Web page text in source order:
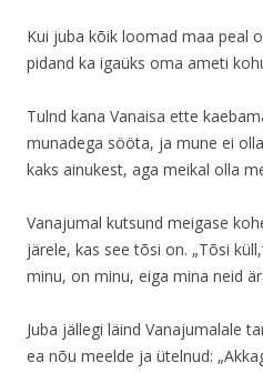
Kui juba kõik loomad maa peal
pidand ka igaüks oma ameti
Tulnd kana Vanaisa ette
munadega sööta, ja mune ei
kaks ainukest, aga meikal olla
Vanajumal kutsund meigase
järele, kas see tõsi on. „Tõsi
minu, on minu, eiga mina neid
Juba jällegi läind Vanajumalale
ea nõu meelde ja ütelnud: